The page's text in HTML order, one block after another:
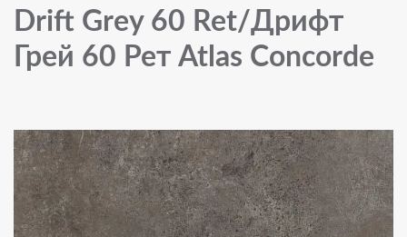
Drift Grey 60 Ret/Дрифт
Грей 60 Рет Atlas Concorde